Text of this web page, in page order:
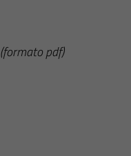
(formato pdf)